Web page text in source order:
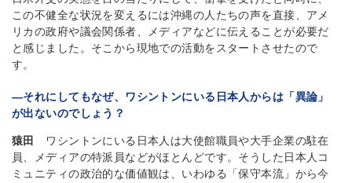
この不健全な状況を変えるには沖縄の人たちの声を直接、アメ
リカの政府や議会関係者、メディアなどに伝えることが必要だ
と感じました。そこから現地での活動をスタートさせたので
す。
―それにしてもなぜ、ワシントンにいる日本人からは「異論」
が出ないのでしょう？
猿田
ワシントンにいる日本人は大使館職員や大手企業の駐在
員、メディアの特派員などがほとんどです。そうした日本人コ
ミュニティの政治的な価値観は、いわゆる「保守本流」から今